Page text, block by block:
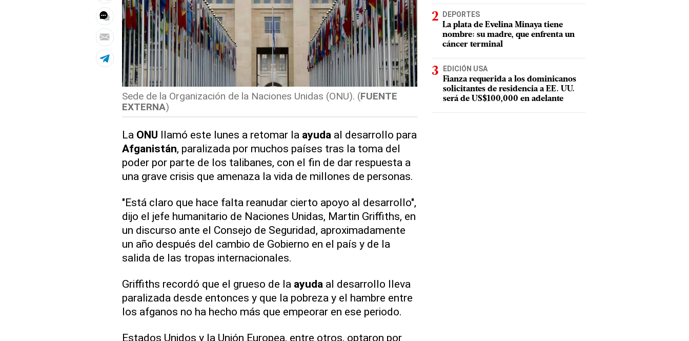
Sede de la Organización de la Naciones Unidas (ONU). (FUENTE
EXTERNA)
La ONU llamó este lunes a retomar la ayuda al desarrollo para
Afganistán, paralizada por muchos países tras la toma del
poder por parte de los talibanes, con el fin de dar respuesta a
una grave crisis que amenaza la vida de millones de personas.
"Está claro que hace falta reanudar cierto apoyo al desarrollo",
dijo el jefe humanitario de Naciones Unidas, Martin Griffiths, en
un discurso ante el Consejo de Seguridad, aproximadamente
un año después del cambio de Gobierno en el país y de la
salida de las tropas internacionales.
Griffiths recordó que el grueso de la ayuda al desarrollo lleva
paralizada desde entonces y que la pobreza y el hambre entre
los afganos no ha hecho más que empeorar en ese periodo.
Estados Unidos y la Unión Europea, entre otros, optaron por
DEPORTES
La plata de Evelina Minaya tiene
nombre: su madre, que enfrenta un
cáncer terminal
EDICIÓN USA
Fianza requerida a los dominicanos
solicitantes de residencia a EE. UU.
será de US$100,000 en adelante